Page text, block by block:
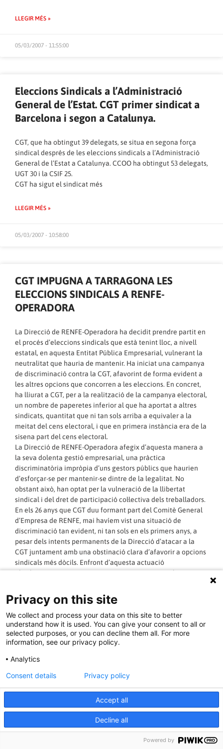
LLEGIR MÉS »
05/03/2007 - 11:55:00
Eleccions Sindicals a l’Administració
General de l’Estat. CGT primer sindicat a
Barcelona i segon a Catalunya.
CGT, que ha obtingut 39 delegats, se situa en segona força
sindical després de les eleccions sindicals a l’Administració
General de l’Estat a Catalunya. CCOO ha obtingut 53 delegats,
UGT 30 i la CSIF 25.
CGT ha sigut el sindicat més
LLEGIR MÉS »
05/03/2007 - 10:58:00
CGT IMPUGNA A TARRAGONA LES
ELECCIONS SINDICALS A RENFE-
OPERADORA
La Direcció de RENFE-Operadora ha decidit prendre partit en
el procés d’eleccions sindicals que està tenint lloc, a nivell
estatal, en aquesta Entitat Pública Empresarial, vulnerant la
neutralitat que hauria de mantenir. Ha iniciat una campanya
de discriminació contra la CGT, afavorint de forma evident a
les altres opcions que concorren a les eleccions. En concret,
ha lliurat a CGT, per a la realització de la campanya electoral,
un nombre de paperetes inferior al que ha aportat a altres
sindicats, quantitat que ni tan sols arriba a equivaler a la
meitat del cens electoral, i que en primera instància era de la
sisena part del cens electoral.
La Direcció de RENFE-Operadora afegix d’aquesta manera a
la seva dolenta gestió empresarial, una pràctica
discriminatòria impròpia d’uns gestors públics que haurien
d’esforçar-se per mantenir-se dintre de la legalitat. No
obstant això, han optat per la vulneració de la llibertat
sindical i del dret de participació col·lectiva dels treballadors.
En els 26 anys que CGT duu formant part del Comitè General
d’Empresa de RENFE, mai havíem vist una situació de
discriminació tan evident, ni tan sols en els primers anys, a
pesar dels intents permanents de la Direcció d’atacar a la
CGT juntament amb una obstinació clara d’afavorir a opcions
sindicals més dòcils. Enfront d’aquesta actuació
absolutament impròpia, que pretén posar traves a la nostra
Impugnacions al procés electoral en la província de
Tarragona, i anem a actuar sindical i judicialment contra les
arbitrarietats que estan tenint lloc en el procés electoral, fins
que es donin les condicions objectives necessàries perquè el
procés es desenvolupi conforme a la llei.
Possiblement sigui l’origen sindical de diversos membres de
la Direcció de RENFE-Operadora el que els duu a prendre
mateix origen polític expliqui la ineficiència de la seva gestió.
Des de CGT no cessarem en l’obstinació de defensar un
ferrocarril públic, social, segur i sostenible, i seguirem
denunciant a l’opinió publica i als usuaris del ferrocarril totes
les situacions que puguin repercutir en detriment de la
qualitat i seguretat d’aquest transport.
Privacy on this site
We collect and process your data on this site to better
understand how it is used. You can give your consent to all or
selected purposes, or you can decline them all. For more
information, see our privacy policy.
Analytics
Accept all
Decline all
Consent details Privacy policy
Powered by